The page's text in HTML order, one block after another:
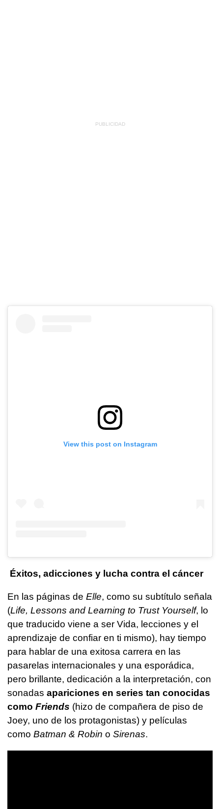
View this post on Instagram
Éxitos, adicciones y lucha contra el cáncer
En las páginas de Elle, como su subtítulo señala
(Life, Lessons and Learning to Trust Yourself, lo
que traducido viene a ser Vida, lecciones y el
aprendizaje de confiar en ti mismo), hay tiempo
para hablar de una exitosa carrera en las
pasarelas internacionales y una esporádica,
pero brillante, dedicación a la interpretación, con
sonadas apariciones en series tan conocidas
como Friends (hizo de compañera de piso de
Joey, uno de los protagonistas) y películas
como Batman & Robin o Sirenas.